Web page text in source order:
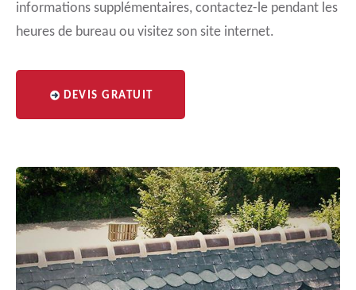
informations supplémentaires, contactez-le pendant les
heures de bureau ou visitez son site internet.
DEVIS GRATUIT